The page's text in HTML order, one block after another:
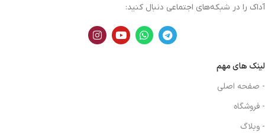
آداک را در شبکه‌های اجتماعی دنبال کنید:
لینک های مهم
- صفحه اصلی
- فروشگاه
- وبلاگ